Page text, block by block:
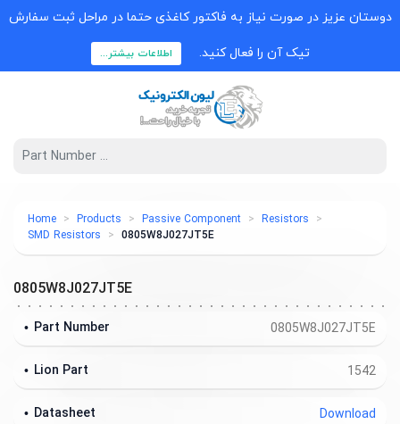
دوستان عزیز در صورت نیاز به فاکتور کاغذی حتما در مراحل ثبت سفارش
تیک آن را فعال کنید. اطلاعات بیشتر...
Home Products Passive Component
Resistors
SMD Resistors
0805W8J027JT5E
0805W8J027JT5E
0805W8J027JT5E
Part Number
1542
Lion Part
Download
Datasheet